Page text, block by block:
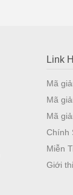
Link
Mã
Mã
Mã
Chính
Miễn
Giới